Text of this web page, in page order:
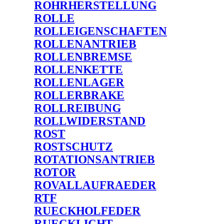
ROHRHERSTELLUNG
ROLLE
ROLLEIGENSCHAFTEN
ROLLENANTRIEB
ROLLENBREMSE
ROLLENKETTE
ROLLENLAGER
ROLLERBRAKE
ROLLREIBUNG
ROLLWIDERSTAND
ROST
ROSTSCHUTZ
ROTATIONSANTRIEB
ROTOR
ROVALLAUFRAEDER
RTF
RUECKHOLFEDER